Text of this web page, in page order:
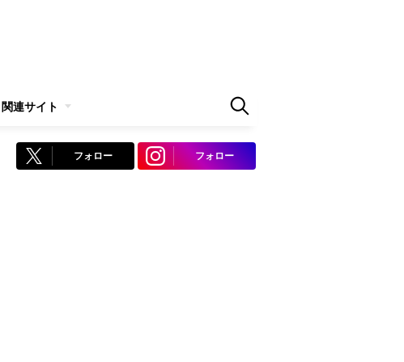
関連サイト
フォロー フォロー